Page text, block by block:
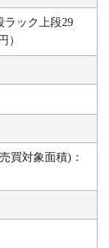
ラック上段29
）
対象面積)：